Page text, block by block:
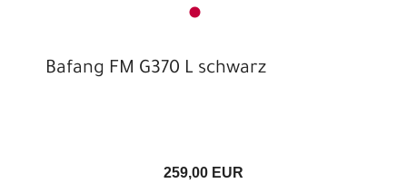
Bafang FM G370 L schwarz
259,00 EUR